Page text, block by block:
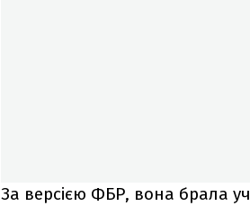
За версією ФБР, вона брала